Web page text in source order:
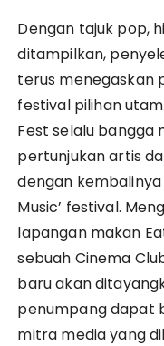
Dengan tajuk pop,
ditampilkan,
terus menegaskan
festival pilihan
Fest selalu bangga
pertunjukan artis
dengan
Music’ festival.
lapangan makan
sebuah Cinema
baru akan
penumpang dapat
mitra media yang